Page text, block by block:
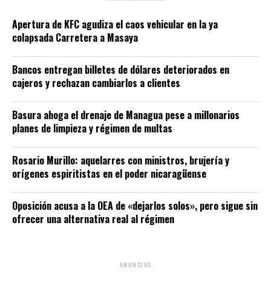
Apertura de KFC agudiza el caos vehicular en la ya
colapsada Carretera a Masaya
Bancos entregan billetes de dólares deteriorados en
cajeros y rechazan cambiarlos a clientes
Basura ahoga el drenaje de Managua pese a millonarios
planes de limpieza y régimen de multas
Rosario Murillo: aquelarres con ministros, brujería y
orígenes espiritistas en el poder nicaragüense
Oposición acusa a la OEA de «dejarlos solos», pero sigue sin
ofrecer una alternativa real al régimen
ANUNCIOS